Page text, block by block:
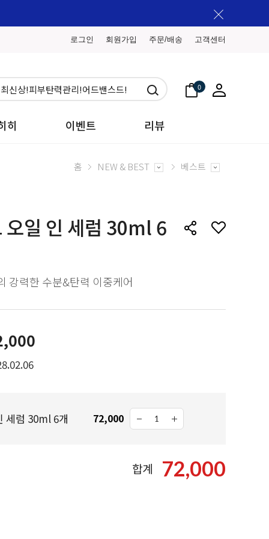
로그인 회원가입 주문/배송 고객센터
0
히 이벤트 리뷰
홈 NEW & BEST 베스트
오일 인 세럼 30ml 6
강력한 수분&탄력 이중케어
세럼 30ml 6개 72,000
합계 72,000